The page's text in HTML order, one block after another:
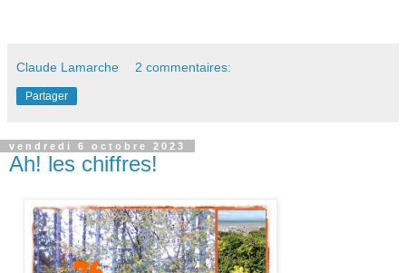
Claude Lamarche 2 commentaires:
Partager
vendredi 6 octobre 2023
Ah! les chiffres!